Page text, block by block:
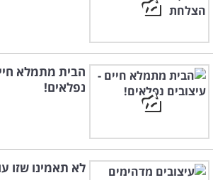
הבית מתמלא
נפלאים!
לא תאמינו שזו